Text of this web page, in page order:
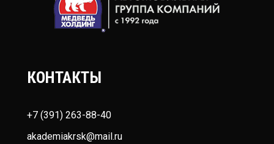
КОНТАКТЫ
+7 (391) 263-88-40
akademiakrsk@mail.ru